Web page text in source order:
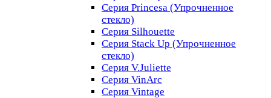
Серия Princesa (Упрочненное
стекло)
Серия Silhouette
Серия Stack Up (Упрочненное
стекло)
Серия V.Juliette
Серия VinArc
Серия Vintage